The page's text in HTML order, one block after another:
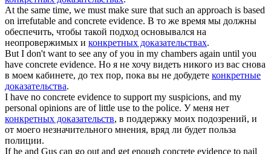
At the same time, we must make sure that such an approach is based
on irrefutable and concrete evidence. В то же время мы должны
обеспечить, чтобы такой подход основывался на
неопровержимых и конкретных доказательствах.
But I don't want to see any of you in my chambers again until you
have concrete evidence. Но я не хочу видеть никого из вас снова
в моем кабинете, до тех пор, пока вы не добудете конкретные
доказательства.
I have no concrete evidence to support my suspicions, and my
personal opinions are of little use to the police. У меня нет
конкретных доказательств, в поддержку моих подозрений, и
от моего незначительного мнения, вряд ли будет польза
полиции.
If he and Gus can go out and get enough concrete evidence to nail